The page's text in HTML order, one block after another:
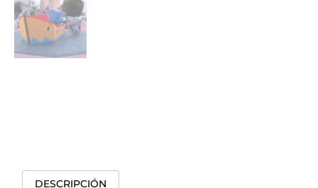
DESCRIPCIÓN